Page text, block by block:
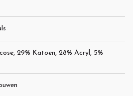
29% Katoen, 28% Acryl, 5%